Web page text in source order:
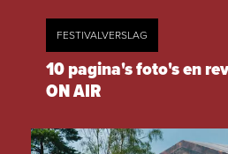
FESTIVALVERSLAG
10 pagina's foto's en
ON AIR